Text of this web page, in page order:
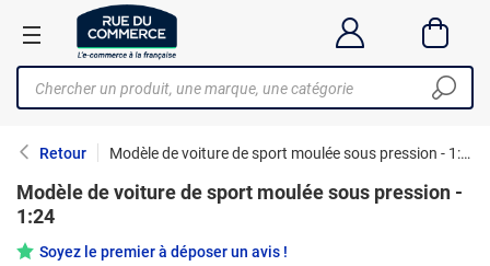
Retour Modèle de voiture de sport moulée sous pression - 1:24
Modèle de voiture de sport moulée sous pression -
1:24
Soyez le premier à déposer un avis !